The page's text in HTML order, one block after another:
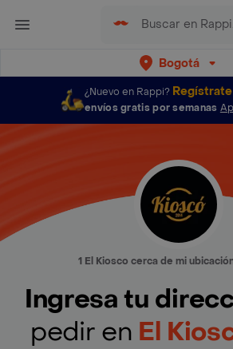
Bogotá
¿Nuevo en Rappi? Regístrate
envíos gratis por semanas
1 El Kiosco cerca de mi
Ingresa tu
pedir en El